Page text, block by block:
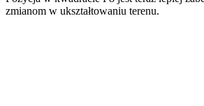
zmianom w ukształtowaniu terenu.